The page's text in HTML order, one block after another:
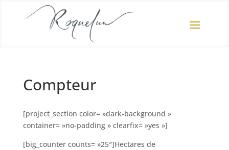
Compteur
[project_section color= »dark-background »
container= »no-padding » clearfix= »yes »]
[big_counter counts= »25″]Hectares de